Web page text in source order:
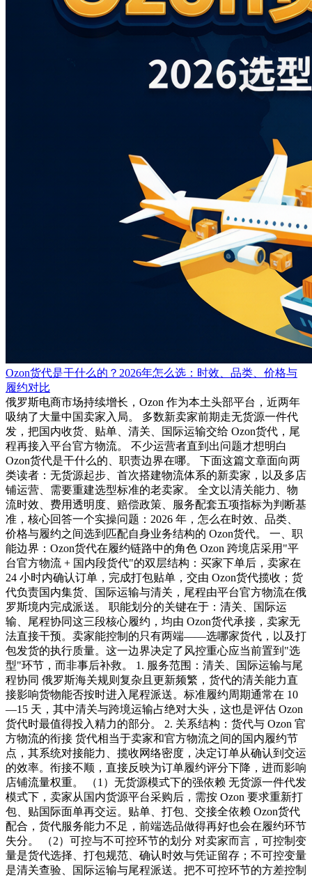
Ozon货代是干什么的？2026年怎么选：时效、品类、价格与
履约对比
俄罗斯电商市场持续增长，Ozon 作为本土头部平台，近两年
吸纳了大量中国卖家入局。 多数新卖家前期走无货源一件代
发，把国内收货、贴单、清关、国际运输交给 Ozon货代，尾
程再接入平台官方物流。 不少运营者直到出问题才想明白
Ozon货代是干什么的、职责边界在哪。 下面这篇文章面向两
类读者：无货源起步、首次搭建物流体系的新卖家，以及多店
铺运营、需要重建选型标准的老卖家。 全文以清关能力、物
流时效、费用透明度、赔偿政策、服务配套五项指标为判断基
准，核心回答一个实操问题：2026 年，怎么在时效、品类、
价格与履约之间选到匹配自身业务结构的 Ozon货代。 一、职
能边界：Ozon货代在履约链路中的角色 Ozon 跨境店采用"平
台官方物流 + 国内段货代"的双层结构：买家下单后，卖家在
24 小时内确认订单，完成打包贴单，交由 Ozon货代揽收；货
代负责国内集货、国际运输与清关，尾程由平台官方物流在俄
罗斯境内完成派送。 职能划分的关键在于：清关、国际运
输、尾程协同这三段核心履约，均由 Ozon货代承接，卖家无
法直接干预。卖家能控制的只有两端——选哪家货代，以及打
包发货的执行质量。这一边界决定了风控重心应当前置到"选
型"环节，而非事后补救。 1. 服务范围：清关、国际运输与尾
程协同 俄罗斯海关规则复杂且更新频繁，货代的清关能力直
接影响货物能否按时进入尾程派送。标准履约周期通常在 10
—15 天，其中清关与跨境运输占绝对大头，这也是评估 Ozon
货代时最值得投入精力的部分。 2. 关系结构：货代与 Ozon 官
方物流的衔接 货代相当于卖家和官方物流之间的国内履约节
点，其系统对接能力、揽收网络密度，决定订单从确认到交运
的效率。衔接不顺，直接反映为订单履约评分下降，进而影响
店铺流量权重。 （1）无货源模式下的强依赖 无货源一件代发
模式下，卖家从国内货源平台采购后，需按 Ozon 要求重新打
包、贴国际面单再交运。贴单、打包、交接全依赖 Ozon货代
配合，货代服务能力不足，前端选品做得再好也会在履约环节
失分。 （2）可控与不可控环节的划分 对卖家而言，可控制变
量是货代选择、打包规范、确认时效与凭证留存；不可控变量
是清关查验、国际运输与尾程派送。把不可控环节的方差控制